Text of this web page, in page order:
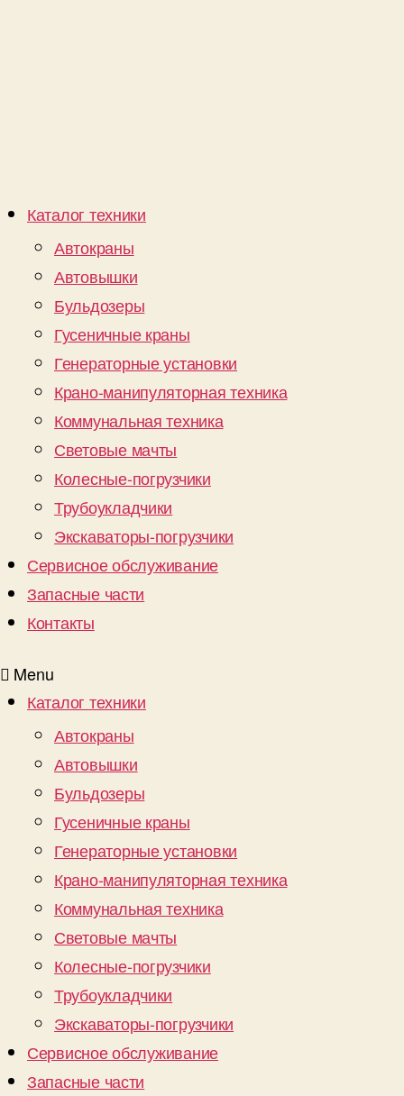
Каталог техники
Автокраны
Автовышки
Бульдозеры
Гусеничные краны
Генераторные установки
Крано-манипуляторная техника
Коммунальная техника
Световые мачты
Колесные-погрузчики
Трубоукладчики
Экскаваторы-погрузчики
Сервисное обслуживание
Запасные части
Контакты
Menu
Каталог техники
Автокраны
Автовышки
Бульдозеры
Гусеничные краны
Генераторные установки
Крано-манипуляторная техника
Коммунальная техника
Световые мачты
Колесные-погрузчики
Трубоукладчики
Экскаваторы-погрузчики
Сервисное обслуживание
Запасные части